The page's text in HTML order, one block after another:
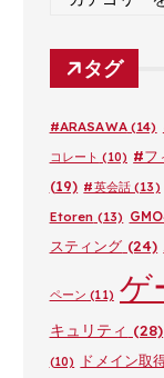
ゴ
リ
タグ
#ARASAWA(14)
コレート (10) #フ
(19) #英会話 (13)
Etoren (13)
スティング (24)
ペーン (11) ゲ
キュリティ (28)
(10)
ドメイン取